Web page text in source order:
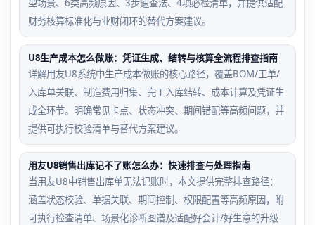
型场景、6类高频原因、3步速查法、4项必检清单，并提供适配
财务核算标准化与业财闭环的替代方案建议。
U8生产成本怎么做账：凭证生成、结转与核算全流程排查指南
详解用友U8系统中生产成本做账的核心路径，覆盖BOM/工单/
入库单关联、制造费用归集、完工入库结转、成本计算及凭证生
成全环节。明确常见卡点、状态冲突、期间错配等高频问题，并
提供可执行校验清单与替代方案建议。
用友U8销售出库记不了账怎么办：快速排查与处理指南
当用友U8中销售出库单无法记账时，本文提供完整排查路径：
涵盖状态校验、单据关联、期间控制、权限配置等高频原因，附
可执行检查清单、场景化诊断图谱及适配好会计/好生意的升级